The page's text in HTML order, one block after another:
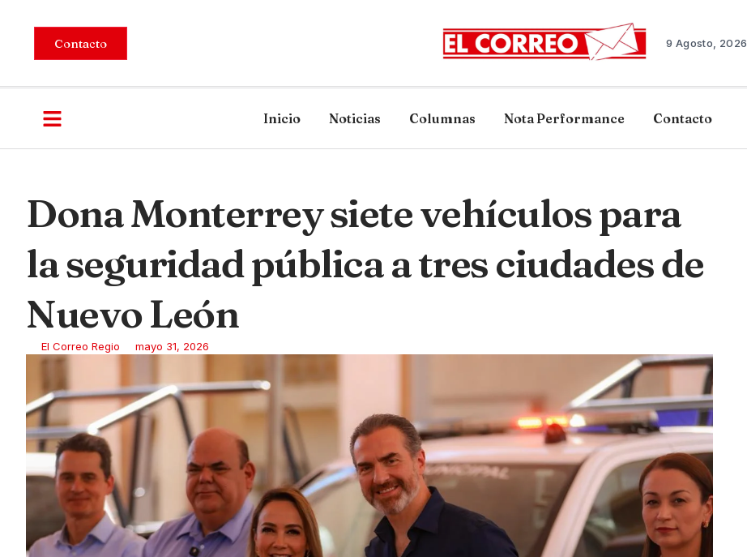
Contacto 9 Agosto, 2026
Inicio Noticias Columnas Nota Performance Contacto
Dona Monterrey siete vehículos para
la seguridad pública a tres ciudades de
Nuevo León
El Correo Regio mayo 31, 2026